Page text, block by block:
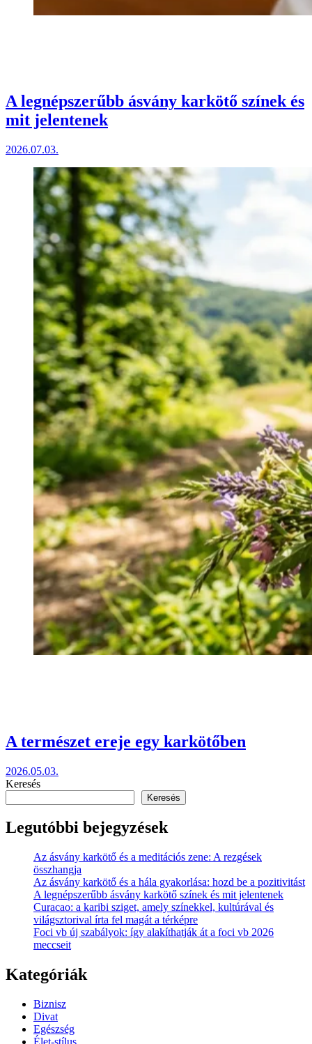
A legnépszerűbb ásvány karkötő színek és
mit jelentenek
2026.07.03.
A természet ereje egy karkötőben
2026.05.03.
Keresés
Keresés
Legutóbbi bejegyzések
Az ásvány karkötő és a meditációs zene: A rezgések
összhangja
Az ásvány karkötő és a hála gyakorlása: hozd be a pozitivitást
A legnépszerűbb ásvány karkötő színek és mit jelentenek
Curacao: a karibi sziget, amely színekkel, kultúrával és
világsztorival írta fel magát a térképre
Foci vb új szabályok: így alakíthatják át a foci vb 2026
meccseit
Kategóriák
Biznisz
Divat
Egészség